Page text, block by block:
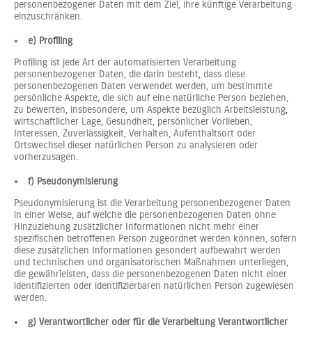
personenbezogener Daten mit dem Ziel, ihre künftige Verarbeitung
einzuschränken.
e) Profiling
Profiling ist jede Art der automatisierten Verarbeitung
personenbezogener Daten, die darin besteht, dass diese
personenbezogenen Daten verwendet werden, um bestimmte
persönliche Aspekte, die sich auf eine natürliche Person beziehen,
zu bewerten, insbesondere, um Aspekte bezüglich Arbeitsleistung,
wirtschaftlicher Lage, Gesundheit, persönlicher Vorlieben,
Interessen, Zuverlässigkeit, Verhalten, Aufenthaltsort oder
Ortswechsel dieser natürlichen Person zu analysieren oder
vorherzusagen.
f) Pseudonymisierung
Pseudonymisierung ist die Verarbeitung personenbezogener Daten
in einer Weise, auf welche die personenbezogenen Daten ohne
Hinzuziehung zusätzlicher Informationen nicht mehr einer
spezifischen betroffenen Person zugeordnet werden können, sofern
diese zusätzlichen Informationen gesondert aufbewahrt werden
und technischen und organisatorischen Maßnahmen unterliegen,
die gewährleisten, dass die personenbezogenen Daten nicht einer
identifizierten oder identifizierbaren natürlichen Person zugewiesen
werden.
g) Verantwortlicher oder für die Verarbeitung Verantwortlicher